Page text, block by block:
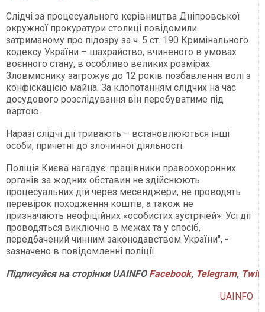
Слідчі за процесуального керівництва Дніпровської
окружної прокуратури столиці повідомили
затриманому про підозру за ч. 5 ст. 190 Кримінального
кодексу України – шахрайство, вчиненого в умовах
воєнного стану, в особливо великих розмірах.
Зловмиснику загрожує до 12 років позбавлення волі з
конфіскацією майна. За клопотанням слідчих на час
досудового розслідування він перебуватиме під
вартою.
Наразі слідчі дії тривають – встановлюються інші
особи, причетні до злочинної діяльності.
Поліція Києва нагадує: працівники правоохоронних
органів за жодних обставин не здійснюють
процесуальних дій через месенджери, не проводять
перевірок походження коштів, а також не
призначають неофіційних «особистих зустрічей». Усі дії
проводяться виключно в межах та у спосіб,
передбачений чинним законодавством України", -
зазначено в повідомленні поліції.
ПідписуйсянасторінкиUAINFO Facebook, Telegram,
UAINFO